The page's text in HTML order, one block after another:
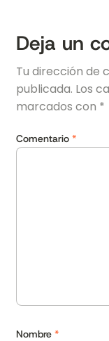
Deja un
Tu dirección de
publicada. Los
marcados con *
Comentario *
Nombre *